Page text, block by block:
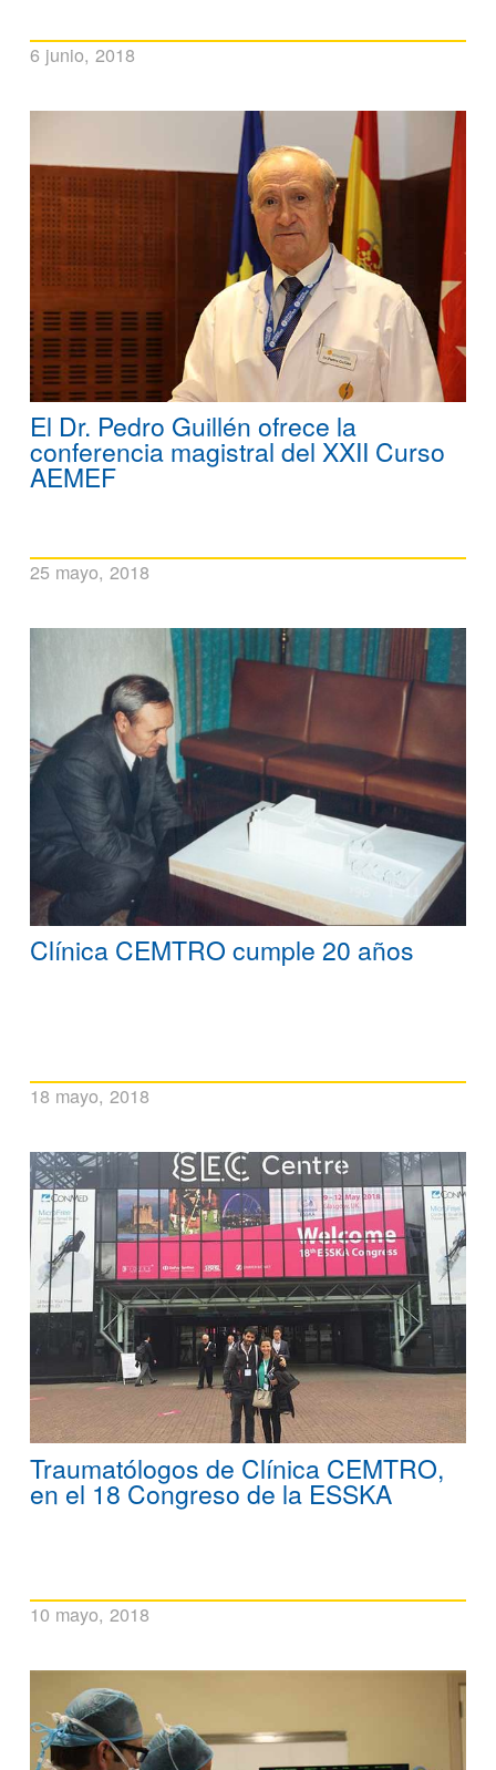
6 junio, 2018
El Dr. Pedro Guillén ofrece la
conferencia magistral del XXII Curso
AEMEF
25 mayo, 2018
Clínica CEMTRO cumple 20 años
18 mayo, 2018
Traumatólogos de Clínica CEMTRO,
en el 18 Congreso de la ESSKA
10 mayo, 2018